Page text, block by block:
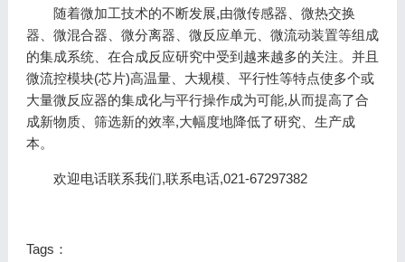
随着微加工技术的不断发展,由微传感器、微热交换
器、微混合器、微分离器、微反应单元、微流动装置等组成
的集成系统、在合成反应研究中受到越来越多的关注。并且
微流控模块(芯片)高温量、大规模、平行性等特点使多个或
大量微反应器的集成化与平行操作成为可能,从而提高了合
成新物质、筛选新的效率,大幅度地降低了研究、生产成
本。
欢迎电话联系我们,联系电话,021-67297382
Tags：